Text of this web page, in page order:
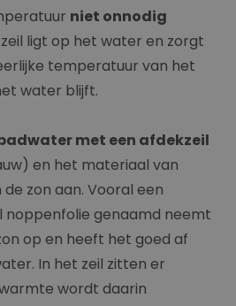
niet onnodig
ligt op het water en zorgt
temperatuur van het
water blijft.
met een afdekzeil
en het materiaal van
zon aan. Vooral een
noppenfolie genaamd neemt
op en heeft het goed af
In het zeil zitten er
wordt daarin